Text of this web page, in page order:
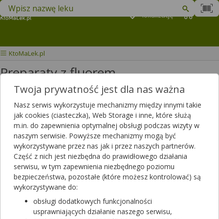
lokalizację
Znajdź lek w swojej okolicy
KtoMaLek.pl
Preparaty z fluorem
Wybierz grupę produktów
Filtrowanie
Filtrowanie
Wyniki wyszukiwania(4)
Wyczyść filtry
Duraphat 5000 Pasta do zębów
Twoja prywatność jest dla nas ważna
Nasz serwis wykorzystuje mechanizmy między innymi takie
jak cookies (ciasteczka), Web Storage i inne, które służą
m.in. do zapewnienia optymalnej obsługi podczas wizyty w
naszym serwisie. Powyższe mechanizmy mogą być
wykorzystywane przez nas jak i przez naszych partnerów.
Część z nich jest niezbędna do prawidłowego działania
serwisu, w tym zapewnienia niezbędnego poziomu
bezpieczeństwa, pozostałe (które możesz kontrolować) są
wykorzystywane do:
obsługi dodatkowych funkcjonalności
usprawniających działanie naszego serwisu,